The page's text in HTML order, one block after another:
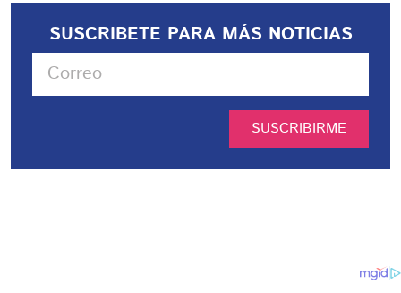
SUSCRIBETE PARA MÁS NOTICIAS
SUSCRIBIRME